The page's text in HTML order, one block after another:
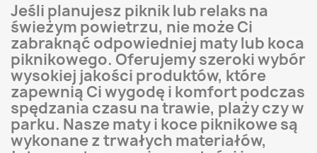
Jeśli planujesz piknik lub relaks na
świeżym powietrzu, nie może Ci
zabraknąć odpowiedniej maty lub koca
piknikowego. Oferujemy szeroki wybór
wysokiej jakości produktów, które
zapewnią Ci wygodę i komfort podczas
spędzania czasu na trawie, plaży czy w
parku. Nasze maty i koce piknikowe są
wykonane z trwałych materiałów,